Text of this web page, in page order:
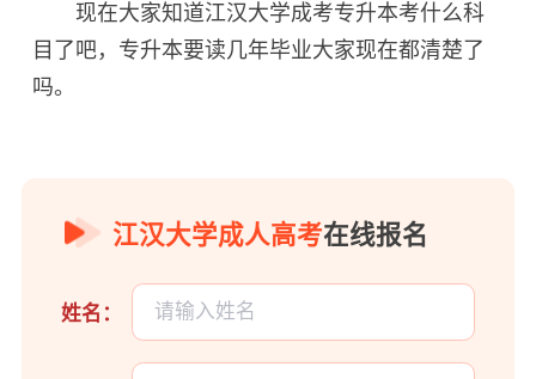
现在大家知道江汉大学成考专升本考什么科
目了吧，专升本要读几年毕业大家现在都清楚了
吗。
江汉大学成人高考在线报名
姓名：